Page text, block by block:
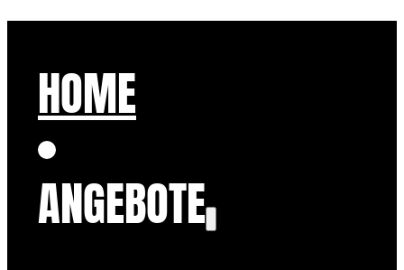
HOME
ANGEBOTE